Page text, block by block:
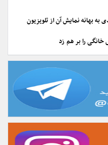
به بهانه نمایش آن از تلویزیون
را بر هم زد